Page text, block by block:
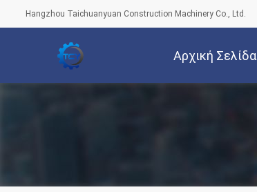
Hangzhou Taichuanyuan Construction Machinery Co., Ltd.
Αρχική Σελίδα